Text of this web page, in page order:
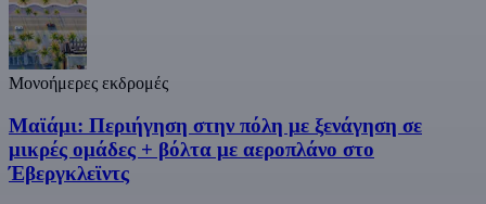
Μονοήμερες εκδρομές
Μαϊάμι: Περιήγηση στην πόλη με ξενάγηση σε
μικρές ομάδες + βόλτα με αεροπλάνο στο
Έβεργκλεϊντς